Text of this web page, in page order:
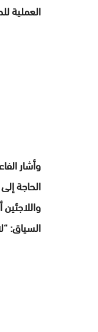
العملية
وأشار
الحاجة
السياق: